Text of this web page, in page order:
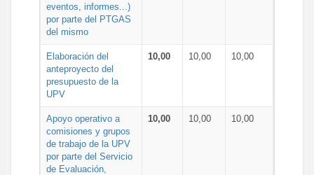
eventos, informes...)
por parte del PTGAS
del mismo
Elaboración del
anteproyecto del
presupuesto de la
UPV
10,00 10,00 10,00
Apoyo operativo a
comisiones y grupos
de trabajo de la UPV
por parte del Servicio
de Evaluación,
10,00 10,00 10,00